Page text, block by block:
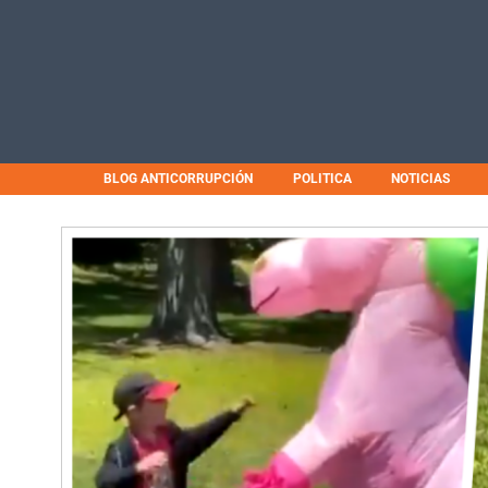
BLOG ANTICORRUPCIÓN POLITICA NOTICIAS